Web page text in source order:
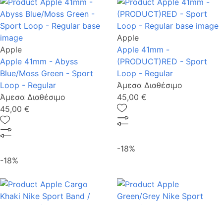
Apple
Apple 41mm - Abyss
Blue/Moss Green - Sport
Loop - Regular
Άμεσα Διαθέσιμο
45,00 €
-18%
Apple
Apple 41mm -
(PRODUCT)RED - Sport
Loop - Regular
Άμεσα Διαθέσιμο
45,00 €
-18%